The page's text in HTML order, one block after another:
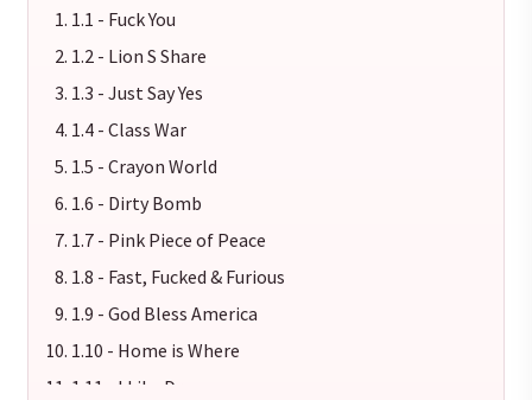
1.1 - Fuck You
1.2 - Lion S Share
1.3 - Just Say Yes
1.4 - Class War
1.5 - Crayon World
1.6 - Dirty Bomb
1.7 - Pink Piece of Peace
1.8 - Fast, Fucked & Furious
1.9 - God Bless America
1.10 - Home is Where
1.11 - I Like Drugs